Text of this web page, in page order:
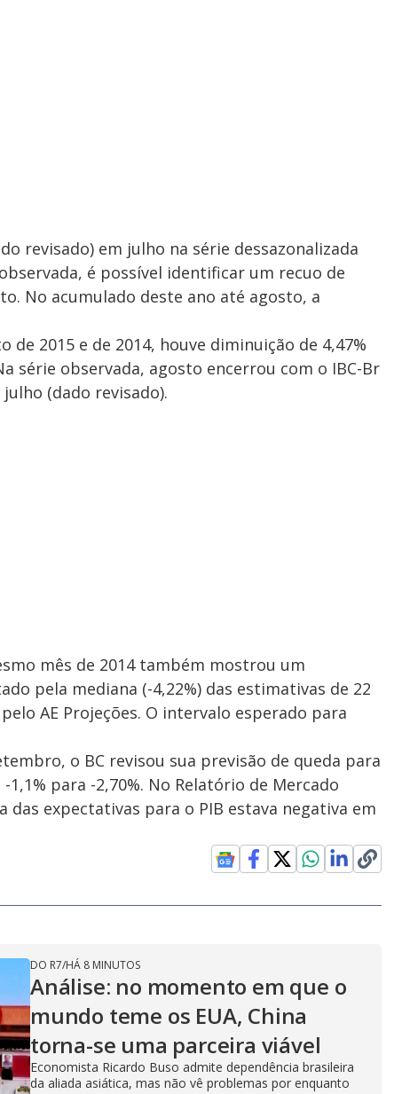
revisado) em julho na série dessazonalizada
é possível identificar um recuo de
No acumulado deste ano até agosto, a
2015 e de 2014, houve diminuição de 4,47%
série observada, agosto encerrou com o IBC-Br
(dado revisado).
mês de 2014 também mostrou um
pela mediana (-4,22%) das estimativas de 22
AE Projeções. O intervalo esperado para
o BC revisou sua previsão de queda para
para -2,70%. No Relatório de Mercado
das expectativas para o PIB estava negativa em
DO R7/HÁ 8 MINUTOS
Análise: no momento em que o
mundo teme os EUA, China
torna-se uma parceira viável
Economista Ricardo Buso admite dependência brasileira
da aliada asiática, mas não vê problemas por enquanto